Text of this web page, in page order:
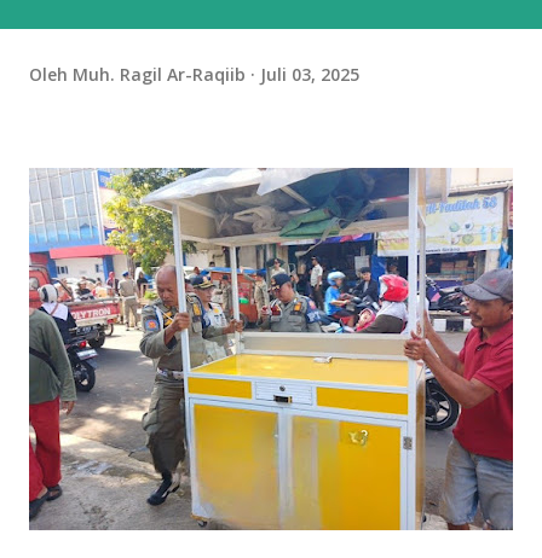
Oleh Muh. Ragil Ar-Raqiib Juli 03, 2025